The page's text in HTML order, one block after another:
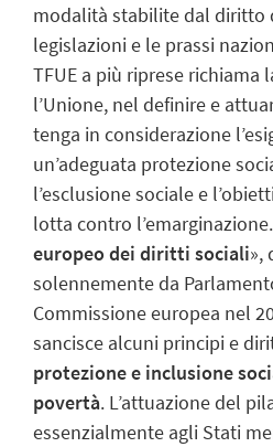
modalità stabilite dal diritto
legislazioni e le prassi
TFUE a più riprese richiama
l’Unione, nel definire e
tenga in considerazione
un’adeguata protezione
l’esclusione sociale e
lotta contro
europeo dei diritti sociali»,
solennemente da
Commissione europea nel
sancisce alcuni principi e
protezione e inclusione
povertà. L’attuazione del
essenzialmente agli Stati